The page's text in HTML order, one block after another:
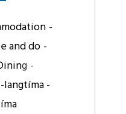
and do
g
-